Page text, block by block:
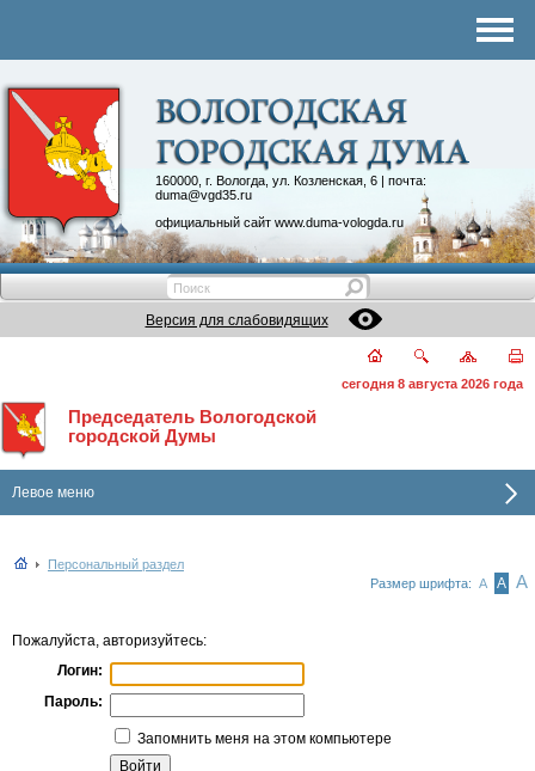
160000, г. Вологда, ул. Козленская, 6 | почта:
duma@vgd35.ru
официальный сайт www.duma-vologda.ru
Контакты
Депутатские объединения
Версия для слабовидящих
сегодня 8 августа 2026 года
Председатель Вологодской
городской Думы
Левое меню
Персональный раздел
Размер шрифта: А А А
Пожалуйста, авторизуйтесь:
Логин:
Пароль:
Запомнить меня на этом компьютере